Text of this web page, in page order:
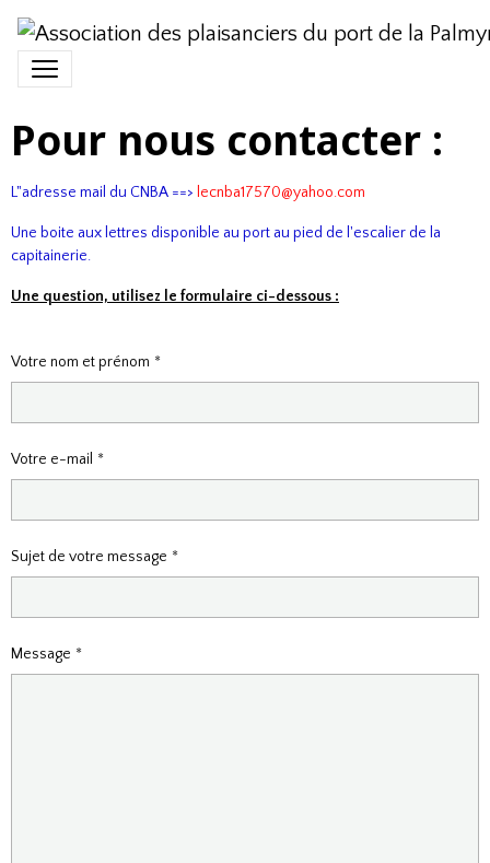
Pour nous contacter :
L"adresse mail du CNBA ==> lecnba17570@yahoo.com
Une boite aux lettres disponible au port au pied de l'escalier de la
capitainerie.
Une question, utilisez le formulaire ci-dessous :
Votre nom et prénom
Votre e-mail
Sujet de votre message
Message